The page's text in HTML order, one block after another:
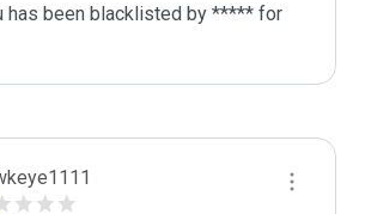
has been blacklisted by ***** for